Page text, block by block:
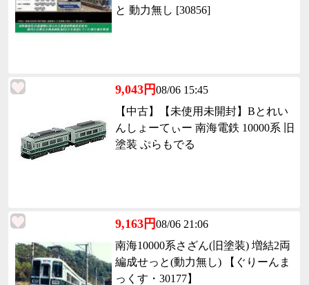
と 動力無し [30856]
9,043円08/06 15:45
【中古】【未使用未開封】Bとれい
んしょーてぃー 南海電鉄 10000系 旧
塗装 ぷらもでる
9,163円08/06 21:06
南海10000系さざん(旧塗装) 増結2両
編成せっと(動力無し) 【ぐりーんま
っくす・30177】